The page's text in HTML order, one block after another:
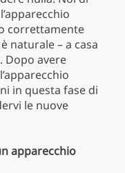
correttamente
naturale – a casa
Dopo avere
in questa fase di
le nuove
apparecchio